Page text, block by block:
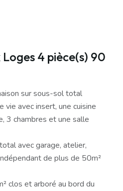
4 pièce(s) 90
sur sous-sol total
vie avec insert, une cuisine
3 chambres et une salle
avec garage, atelier,
de plus de 50m²
clos et arboré au bord du